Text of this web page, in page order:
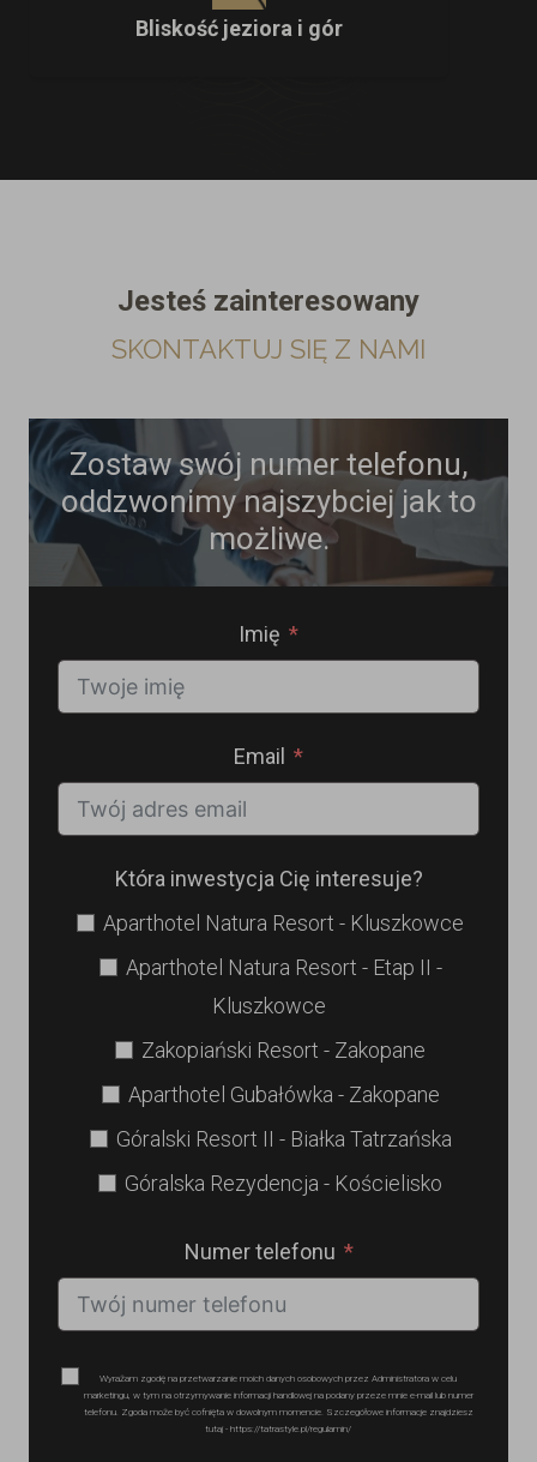
Bliskość jeziora i gór
Jesteś zainteresowany
SKONTAKTUJ SIĘ Z NAMI
Zostaw swój numer telefonu,
oddzwonimy najszybciej jak to
możliwe.
Imię
Email
Która inwestycja Cię interesuje?
Aparthotel Natura Resort - Kluszkowce
Aparthotel Natura Resort - Etap II -
Kluszkowce
Zakopiański Resort - Zakopane
Aparthotel Gubałówka - Zakopane
Góralski Resort II - Białka Tatrzańska
Góralska Rezydencja - Kościelisko
Numer telefonu
Wyrażam zgodę na przetwarzanie moich danych osobowych przez Administratora w celu
marketingu, w tym na otrzymywanie informacji handlowej na podany przeze mnie e-mail lub numer
telefonu. Zgoda może być cofnięta w dowolnym momencie. Szczegółowe informacje znajdziesz
tutaj - https://tatrastyle.pl/regulamin/